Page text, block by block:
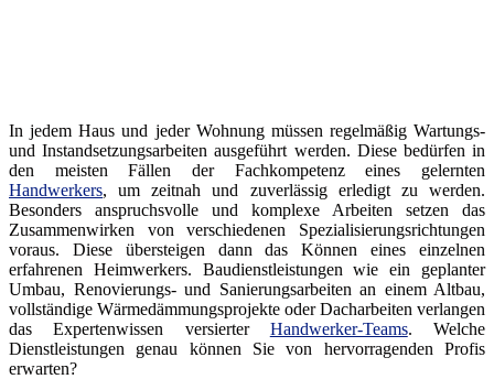
In jedem Haus und jeder Wohnung müssen regelmäßig Wartungs-
und Instandsetzungsarbeiten ausgeführt werden. Diese bedürfen in
den meisten Fällen der Fachkompetenz eines gelernten
Handwerkers, um zeitnah und zuverlässig erledigt zu werden.
Besonders anspruchsvolle und komplexe Arbeiten setzen das
Zusammenwirken von verschiedenen Spezialisierungsrichtungen
voraus. Diese übersteigen dann das Können eines einzelnen
erfahrenen Heimwerkers. Baudienstleistungen wie ein geplanter
Umbau, Renovierungs- und Sanierungsarbeiten an einem Altbau,
vollständige Wärmedämmungsprojekte oder Dacharbeiten verlangen
das Expertenwissen versierter Handwerker-Teams. Welche
Dienstleistungen genau können Sie von hervorragenden Profis
erwarten?